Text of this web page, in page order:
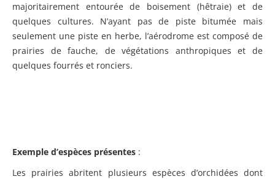
majoritairement entourée de boisement (hêtraie) et de
quelques cultures. N’ayant pas de piste bitumée mais
seulement une piste en herbe, l’aérodrome est composé de
prairies de fauche, de végétations anthropiques et de
quelques fourrés et ronciers.
Exemple d’espèces présentes :
Les prairies abritent plusieurs espèces d’orchidées dont